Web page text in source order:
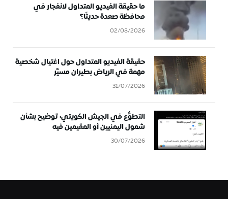
ما حقيقة الفيديو المتداول لانفجار في
محافظة صعدة حديثًا؟
02/08/2026
حقيقة الفيديو المتداول حول اغتيال شخصية
مهمة في الرياض بطيران مسيَّر
31/07/2026
التطوُّع في الجيش الكويتي: توضيح بشأن
شمول اليمنيين أو المقيمين فيه
30/07/2026